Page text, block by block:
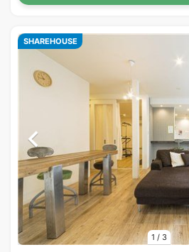
1 / 3
SHAREHOUSE